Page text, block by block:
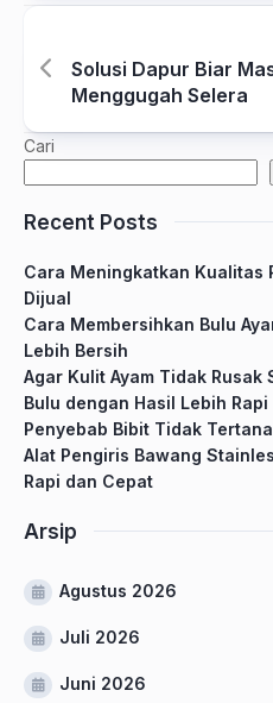
Solusi Dapur Biar
Menggugah Selera
Cari
Recent Posts
Cara Meningkatkan Kualitas
Dijual
Cara Membersihkan Bulu
Lebih Bersih
Agar Kulit Ayam Tidak Rusak
Bulu dengan Hasil Lebih Rapi
Penyebab Bibit Tidak
Alat Pengiris Bawang
Rapi dan Cepat
Arsip
Agustus 2026
Juli 2026
Juni 2026